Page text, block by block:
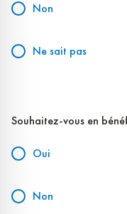
Non
Ne sait pas
Souhaitez-vous en
Oui
Non